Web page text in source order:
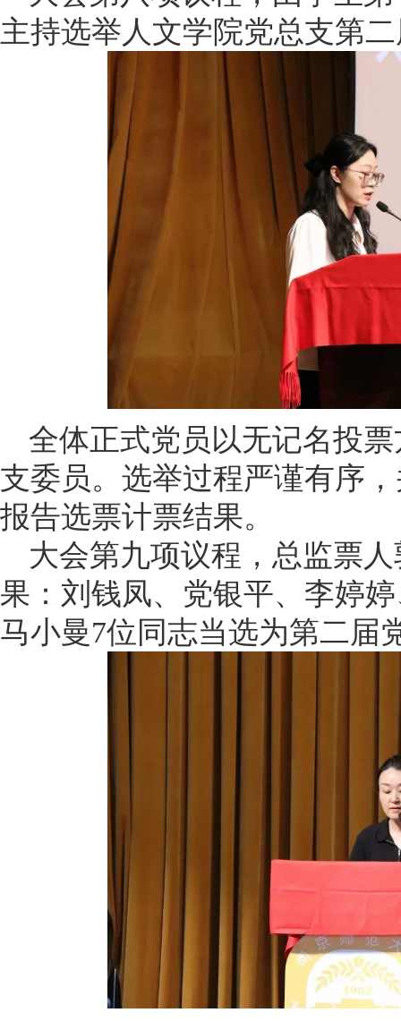
主持选举人文学院党总支第
全体正式党员以无记名投
支委员。选举过程严谨有序
报告选票计票结果。
大会第九项议程，总监票
果：刘钱凤、党银平、李婷
马小曼7位同志当选为第二届